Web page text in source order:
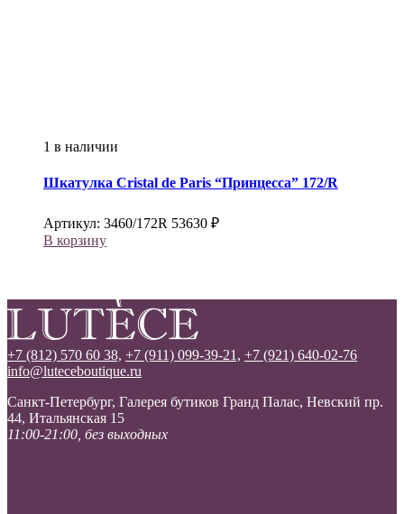
1 в наличии
Шкатулка Cristal de Paris “Принцесса” 172/R
Артикул: 3460/172R 53630 ₽
В корзину
+7 (812) 570 60 38, +7 (911) 099-39-21, +7 (921) 640-02-76
info@luteceboutique.ru
Санкт-Петербург, Галерея бутиков Гранд Палас, Невский пр.
44, Итальянская 15
11:00-21:00, без выходных